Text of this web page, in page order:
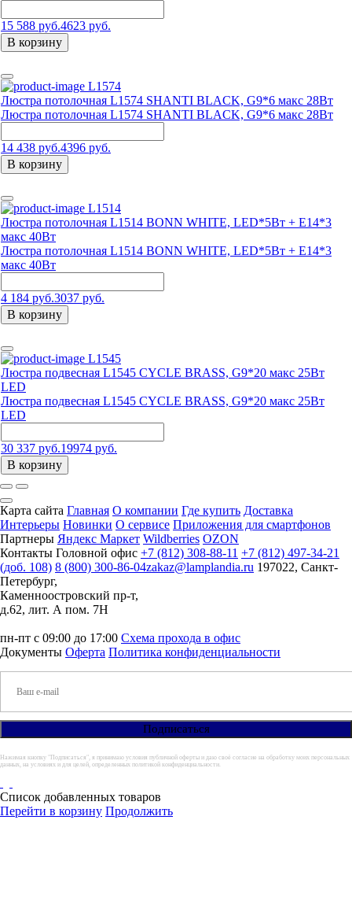
15 588 руб.4623 руб.
В корзину
L1574
Люстра потолочная L1574 SHANTI BLACK, G9*6 макс 28Вт
Люстра потолочная L1574 SHANTI BLACK, G9*6 макс 28Вт
14 438 руб.4396 руб.
В корзину
L1514
Люстра потолочная L1514 BONN WHITE, LED*5Вт + Е14*3
макс 40Вт
Люстра потолочная L1514 BONN WHITE, LED*5Вт + Е14*3
макс 40Вт
4 184 руб.3037 руб.
В корзину
L1545
Люстра подвесная L1545 CYCLE BRASS, G9*20 макс 25Вт
LED
Люстра подвесная L1545 CYCLE BRASS, G9*20 макс 25Вт
LED
30 337 руб.19974 руб.
В корзину
Карта сайта Главная О компании Где купить Доставка
Интерьеры Новинки О сервисе Приложения для смартфонов
Партнеры Яндекс Маркет Wildberries OZON
Контакты Головной офис +7 (812) 308-88-11 +7 (812) 497-34-21
(доб. 108) 8 (800) 300-86-04zakaz@lamplandia.ru 197022, Санкт-
Петербург,
Каменноостровский пр-т,
д.62, лит. А пом. 7Н
пн-пт с 09:00 до 17:00 Схема прохода в офис
Документы Оферта Политика конфиденциальности
Нажимая кнопку "Подписаться", я принимаю условия публичной оферты и даю своё согласие на обработку моих персональных
данных, на условиях и для целей, определенных политикой конфиденциальности.
Список добавленных товаров
Перейти в корзину Продолжить